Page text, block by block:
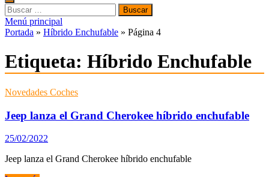
Buscar:
Menú principal
Portada » Híbrido Enchufable » Página 4
Etiqueta: Híbrido Enchufable
Novedades Coches
Jeep lanza el Grand Cherokee híbrido enchufable
25/02/2022
Jeep lanza el Grand Cherokee híbrido enchufable